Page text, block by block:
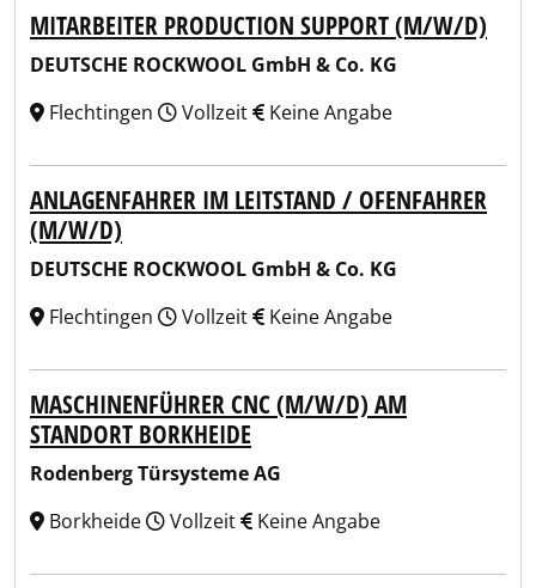
MITARBEITER PRODUCTION SUPPORT (M/W/D)
DEUTSCHE ROCKWOOL GmbH & Co. KG
Flechtingen
Vollzeit Keine Angabe
ANLAGENFAHRER IM LEITSTAND / OFENFAHRER
(M/W/D)
DEUTSCHE ROCKWOOL GmbH & Co. KG
Flechtingen
Vollzeit Keine Angabe
MASCHINENFÜHRER CNC (M/W/D) AM
STANDORT BORKHEIDE
Rodenberg Türsysteme AG
Borkheide
Vollzeit Keine Angabe